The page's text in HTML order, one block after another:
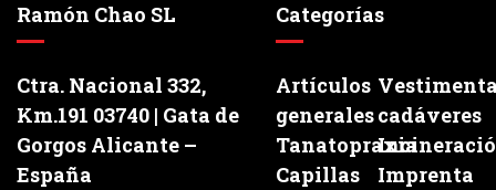
Ramón Chao SL
Ctra. Nacional 332,
Km.191 03740 | Gata de
Gorgos Alicante –
España
Categorías
Artículos
generalescadáveres
Tanatopraxia
Capillas
Imprenta